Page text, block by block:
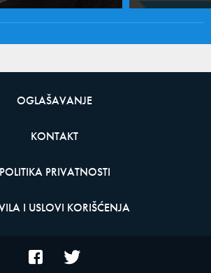
OGLAŠAVANJE
KONTAKT
POLITIKA PRIVATNOSTI
I USLOVI KORIŠĆENJA